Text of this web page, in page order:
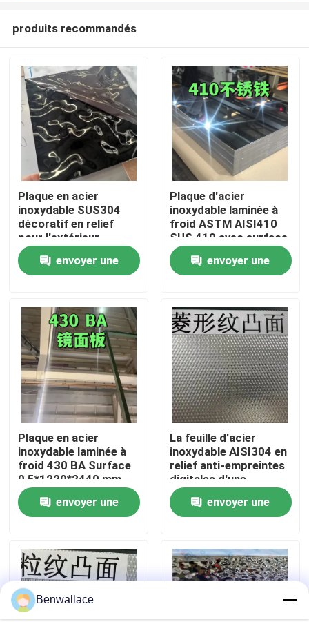
À la maison
Produits
Vidéos
À propos de nous
visite de l'usine
Contrôle de la qualité
Nous contacter
Les affaires
produits recommandés
Plaque en acier
inoxydable SUS304
décoratif en relief
pour l'extérieur
architectural
envoyer une
Plaque d'acier
inoxydable laminée à
froid ASTM AISI410
SUS 410 avec surface
polissée BA
0,8*1220*2440
envoyer une
Plaque en acier
inoxydable laminée à
froid 430 BA Surface
0,5*1220*2440 mm
avec surface miroir 6K
envoyer une
La feuille d'acier
inoxydable AISI304 en
relief anti-empreintes
digitales d'une
épaisseur de 0,4 à 3,0
mm pour les
applications
envoyer une
Benwallace